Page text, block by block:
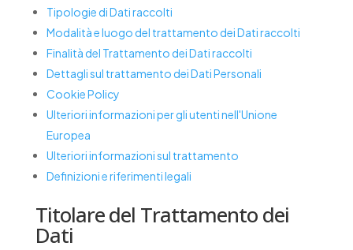
Tipologie di Dati raccolti
Modalità e luogo del trattamento dei Dati raccolti
Finalità del Trattamento dei Dati raccolti
Dettagli sul trattamento dei Dati Personali
Cookie Policy
Ulteriori informazioni per gli utenti nell'Unione
Europea
Ulteriori informazioni sul trattamento
Definizioni e riferimenti legali
Titolare del Trattamento dei
Dati